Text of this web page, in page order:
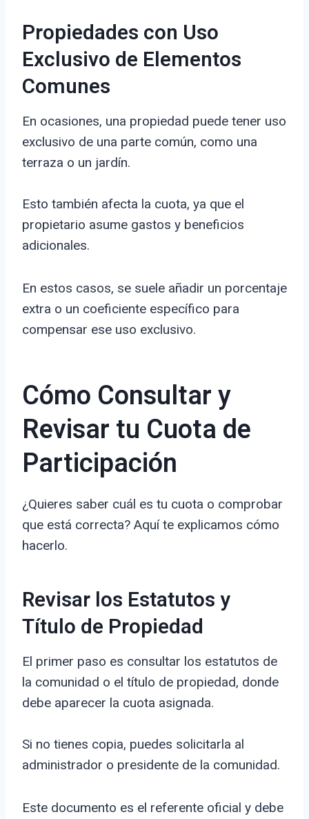
Propiedades con Uso
Exclusivo de Elementos
Comunes
En ocasiones, una propiedad puede tener uso
exclusivo de una parte común, como una
terraza o un jardín.
Esto también afecta la cuota, ya que el
propietario asume gastos y beneficios
adicionales.
En estos casos, se suele añadir un porcentaje
extra o un coeficiente específico para
compensar ese uso exclusivo.
Cómo Consultar y
Revisar tu Cuota de
Participación
¿Quieres saber cuál es tu cuota o comprobar
que está correcta? Aquí te explicamos cómo
hacerlo.
Revisar los Estatutos y
Título de Propiedad
El primer paso es consultar los estatutos de
la comunidad o el título de propiedad, donde
debe aparecer la cuota asignada.
Si no tienes copia, puedes solicitarla al
administrador o presidente de la comunidad.
Este documento es el referente oficial y debe